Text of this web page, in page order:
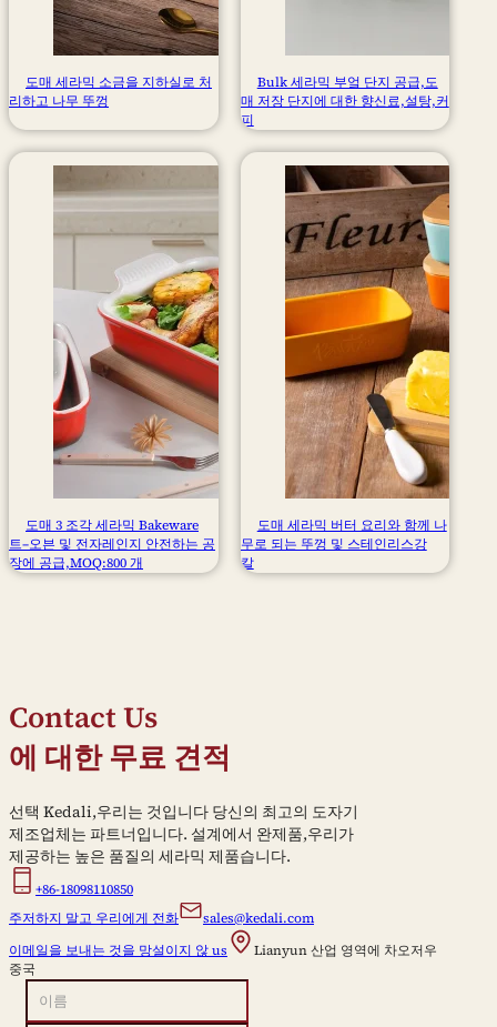
도매 세라믹 소금을 지하실로 처
리하고 나무 뚜껑
Bulk 세라믹 부엌 단지 공급,도
매 저장 단지에 대한 향신료,설탕,커
피
도매 3 조각 세라믹 Bakeware
트–오븐 및 전자레인지 안전하는 공
장에 공급,MOQ:800 개
도매 세라믹 버터 요리와 함께 나
무로 되는 뚜껑 및 스테인리스강
칼
Contact Us
에 대한 무료 견적
선택 Kedali,우리는 것입니다 당신의 최고의 도자기
제조업체는 파트너입니다. 설계에서 완제품,우리가
제공하는 높은 품질의 세라믹 제품습니다.
+86-18098110850
주저하지 말고 우리에게 전화
sales@kedali.com
이메일을 보내는 것을 망설이지 않 us
Lianyun 산업 영역에 차오저우
중국